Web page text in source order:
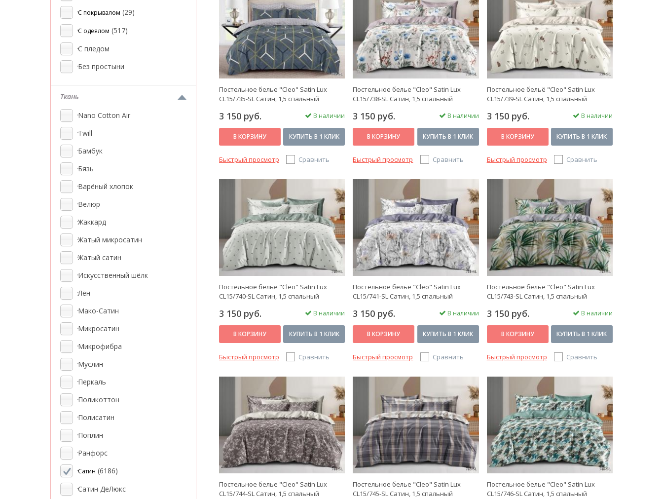
С покрывалом (29)
С одеялом (517)
С пледом
Без простыни
Ткань
Nano Cotton Air
Twill
Бамбук
Бязь
Варёный хлопок
Велюр
Жаккард
Жатый микросатин
Жатый сатин
Искусственный шёлк
Лён
Мако-Сатин
Микросатин
Микрофибра
Муслин
Перкаль
Поликоттон
Полисатин
Поплин
Ранфорс
Сатин (6186)
Сатин ДеЛюкс
Постельное белье "Cleo" Satin Lux
CL15/735-SL Сатин, 1,5 спальный
3 150 руб. В наличии
В КОРЗИНУ КУПИТЬ В 1 КЛИК
Быстрый просмотр Сравнить
Постельное белье "Cleo" Satin Lux
CL15/738-SL Сатин, 1,5 спальный
3 150 руб. В наличии
В КОРЗИНУ КУПИТЬ В 1 КЛИК
Быстрый просмотр Сравнить
Постельное бельё "Cleo" Satin Lux
CL15/739-SL Сатин, 1,5 спальный
3 150 руб. В наличии
В КОРЗИНУ КУПИТЬ В 1 КЛИК
Быстрый просмотр Сравнить
Постельное белье "Cleo" Satin Lux
CL15/740-SL Сатин, 1,5 спальный
3 150 руб. В наличии
В КОРЗИНУ КУПИТЬ В 1 КЛИК
Быстрый просмотр Сравнить
Постельное белье "Cleo" Satin Lux
CL15/741-SL Сатин, 1,5 спальный
3 150 руб. В наличии
В КОРЗИНУ КУПИТЬ В 1 КЛИК
Быстрый просмотр Сравнить
Постельное белье "Cleo" Satin Lux
CL15/743-SL Сатин, 1,5 спальный
3 150 руб. В наличии
В КОРЗИНУ КУПИТЬ В 1 КЛИК
Быстрый просмотр Сравнить
Постельное белье "Cleo" Satin Lux
CL15/744-SL Сатин, 1,5 спальный
Постельное белье "Cleo" Satin Lux
CL15/745-SL Сатин, 1,5 спальный
Постельное белье "Cleo" Satin Lux
CL15/746-SL Сатин, 1,5 спальный